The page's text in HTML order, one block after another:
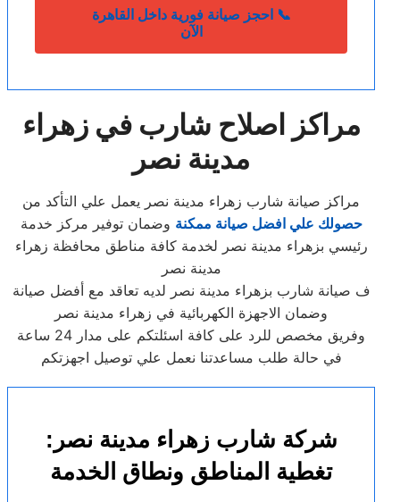
📞 احجز صيانة فورية داخل القاهرة
الآن
مراكز اصلاح شارب في زهراء
مدينة نصر
مراكز صيانة شارب زهراء مدينة نصر يعمل علي التأكد من
حصولك علي افضل صيانة ممكنة وضمان توفير مركز خدمة
رئيسي بزهراء مدينة نصر لخدمة كافة مناطق محافظة زهراء
مدينة نصر
ف صيانة شارب بزهراء مدينة نصر لديه تعاقد مع أفضل صيانة
وضمان الاجهزة الكهربائية في زهراء مدينة نصر
وفريق مخصص للرد على كافة اسئلتكم على مدار 24 ساعة
في حالة طلب مساعدتنا نعمل علي توصيل اجهزتكم
شركة شارب زهراء مدينة نصر:
تغطية المناطق ونطاق الخدمة